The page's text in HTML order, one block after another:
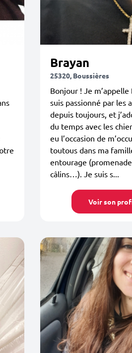
Brayan
25320, Boussières
Bonjour ! Je m’appelle
suis passionné par les
depuis toujours, et
du temps avec les
eu l’occasion de
toutous dans ma
entourage
câlins…). Je suis s...
Voir son